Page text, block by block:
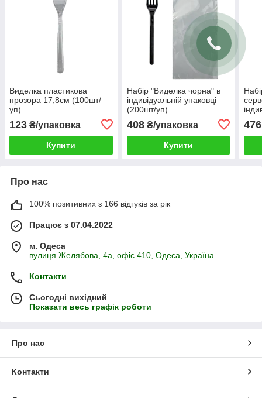
Виделка пластикова
прозора 17,8см (100шт/
уп)
123 ₴/упаковка
Купити
Набір "Виделка чорна" в
індивідуальній упаковці
(200шт/уп)
408₴/упаковка
Купити
476
Про нас
100% позитивних з 166 відгуків за рік
Працює з 07.04.2022
м. Одеса
вулиця Желябова, 4а, офіс 410, Одеса, Україна
Контакти
Сьогодні вихідний
Показати весь графік роботи
Про нас
Контакти